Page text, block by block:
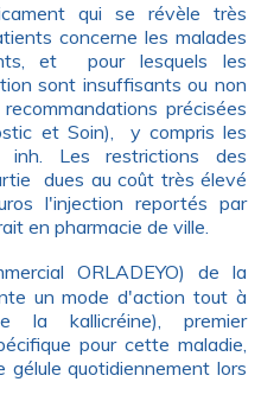
qui se révèle très
concerne les malades
et pour lesquels les
sont insuffisants ou non
précisées
et Soin), y compris les
inh. Les restrictions des
dues au coût très élevé
l'injection reportés par
en pharmacie de ville.
ORLADEYO) de la
un mode d'action tout à
la kallicréine), premier
pour cette maladie,
quotidiennement lors